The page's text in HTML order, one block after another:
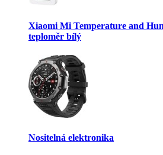
Xiaomi Mi Temperature and
teploměr bílý
Nositelná elektronika